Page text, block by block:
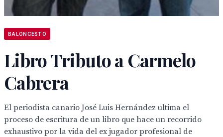
BALONCESTO
Libro Tributo a Carmelo
Cabrera
El periodista canario José Luis Hernández ultima el
proceso de escritura de un libro que hace un recorrido
exhaustivo por la vida del ex jugador profesional de